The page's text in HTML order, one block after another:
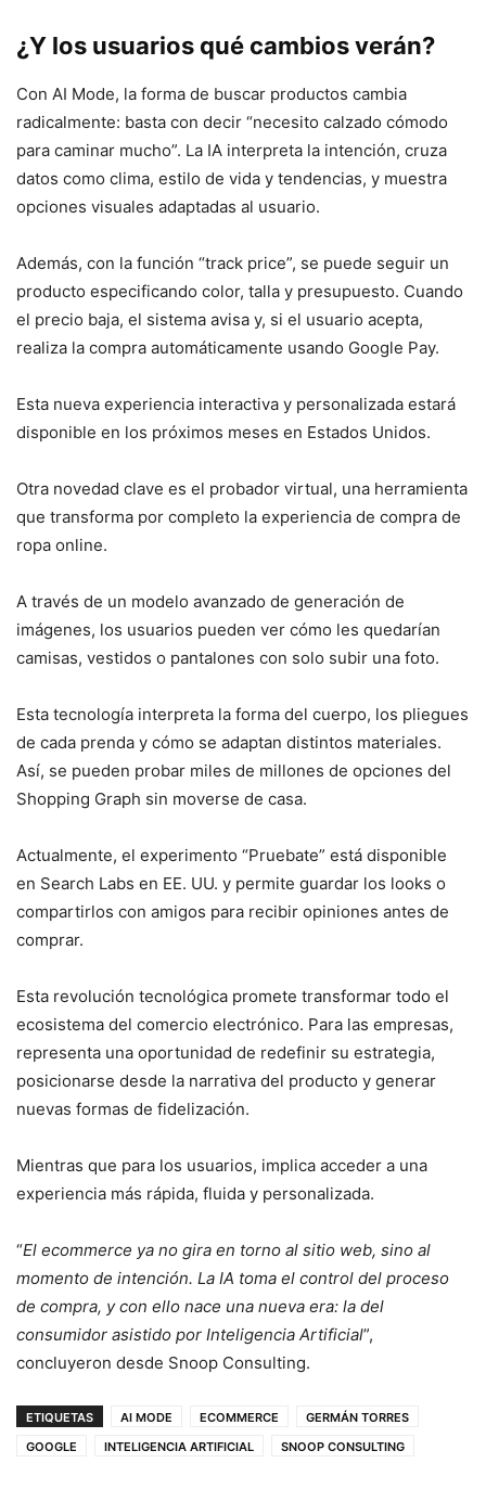
¿Y los usuarios qué cambios verán?
Con AI Mode, la forma de buscar productos cambia
radicalmente: basta con decir “necesito calzado cómodo
para caminar mucho”. La IA interpreta la intención, cruza
datos como clima, estilo de vida y tendencias, y muestra
opciones visuales adaptadas al usuario.
Además, con la función “track price”, se puede seguir un
producto especificando color, talla y presupuesto. Cuando
el precio baja, el sistema avisa y, si el usuario acepta,
realiza la compra automáticamente usando Google Pay.
Esta nueva experiencia interactiva y personalizada estará
disponible en los próximos meses en Estados Unidos.
Otra novedad clave es el probador virtual, una herramienta
que transforma por completo la experiencia de compra de
ropa online.
A través de un modelo avanzado de generación de
imágenes, los usuarios pueden ver cómo les quedarían
camisas, vestidos o pantalones con solo subir una foto.
Esta tecnología interpreta la forma del cuerpo, los pliegues
de cada prenda y cómo se adaptan distintos materiales.
Así, se pueden probar miles de millones de opciones del
Shopping Graph sin moverse de casa.
Actualmente, el experimento “Pruebate” está disponible
en Search Labs en EE. UU. y permite guardar los looks o
compartirlos con amigos para recibir opiniones antes de
comprar.
Esta revolución tecnológica promete transformar todo el
ecosistema del comercio electrónico. Para las empresas,
representa una oportunidad de redefinir su estrategia,
posicionarse desde la narrativa del producto y generar
nuevas formas de fidelización.
Mientras que para los usuarios, implica acceder a una
experiencia más rápida, fluida y personalizada.
“El ecommerce ya no gira en torno al sitio web, sino al
momento de intención. La IA toma el control del proceso
de compra, y con ello nace una nueva era: la del
consumidor asistido por Inteligencia Artificial”,
concluyeron desde Snoop Consulting.
ETIQUETAS AI MODE ECOMMERCE
GERMÁN TORRES
GOOGLE
INTELIGENCIA ARTIFICIAL SNOOP CONSULTING